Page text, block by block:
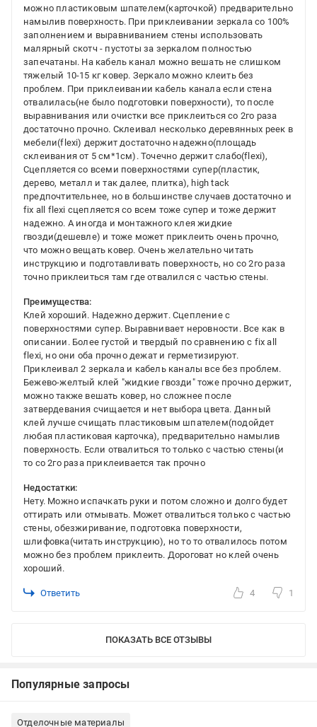
можно пластиковым шпателем(карточкой) предварительно
намылив поверхность. При приклеивании зеркала со 100%
заполнением и выравниванием стены использовать
малярный скотч - пустоты за зеркалом полностью
запечатаны. На кабель канал можно вешать не слишком
тяжелый 10-15 кг ковер. Зеркало можно клеить без
проблем. При приклеивании кабель канала если стена
отвалилась(не было подготовки поверхности), то после
выравнивания или очистки все приклеиться со 2го раза
достаточно прочно. Склеивал несколько деревянных реек в
мебели(flexi) держит достаточно надежно(площадь
склеивания от 5 см*1см). Точечно держит слабо(flexi),
Сцепляется со всеми поверхностями супер(пластик,
дерево, металл и так далее, плитка), high tack
предпочтительнее, но в большинстве случаев достаточно и
fix all flexi сцепляется со всем тоже супер и тоже держит
надежно. А иногда и монтажного клея жидкие
гвозди(дешевле) и тоже может приклеить очень прочно,
что можно вещать ковер. Очень желательно читать
инструкцию и подготавливать поверхность, но со 2го раза
точно приклеиться там где отвалился с частью стены.
Преимущества:
Клей хороший. Надежно держит. Сцепление с
поверхностями супер. Выравнивает неровности. Все как в
описании. Более густой и твердый по сравнению с fix all
flexi, но они оба прочно дежат и герметизируют.
Приклеивал 2 зеркала и кабель каналы все без проблем.
Бежево-желтый клей "жидкие гвозди" тоже прочно держит,
можно также вешать ковер, но сложнее после
затвердевания счищается и нет выбора цвета. Данный
клей лучше счищать пластиковым шпателем(подойдет
любая пластиковая карточка), предварительно намылив
поверхность. Если отвалиться то только с частью стены(и
то со 2го раза приклеивается так прочно
Недостатки:
Нету. Можно испачкать руки и потом сложно и долго будет
оттирать или отмывать. Может отвалиться только с частью
стены, обезжиривание, подготовка поверхности,
шлифовка(читать инструкцию), но то то отвалилось потом
можно без проблем приклеить. Дороговат но клей очень
хороший.
Ответить 4 1
ПОКАЗАТЬ ВСЕ ОТЗЫВЫ
Популярные запросы
Отделочные материалы